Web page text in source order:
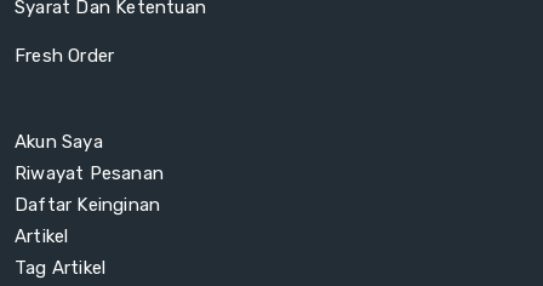
Syarat Dan Ketentuan
Fresh Order
Akun Saya
Riwayat Pesanan
Daftar Keinginan
Artikel
Tag Artikel